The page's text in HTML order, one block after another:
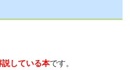
している本です。